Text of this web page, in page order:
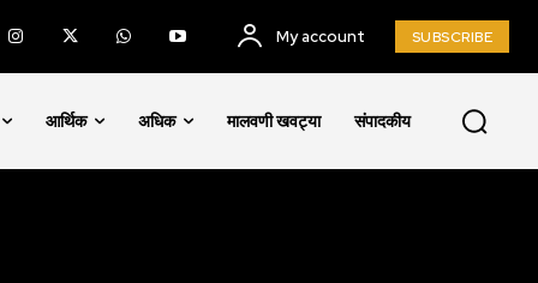
SUBSCRIBE
thePrivacy Policy.
My account SUBSCRIBE
आर्थिक अधिक मालवणी खवट्या संपादकीय